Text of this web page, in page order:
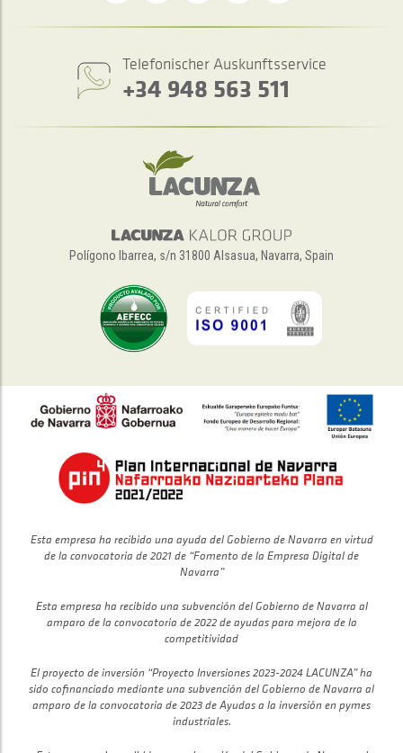
Telefonischer Auskunftsservice
+34 948 563 511
Polígono Ibarrea, s/n 31800 Alsasua, Navarra, Spain
Esta empresa ha recibido una ayuda del Gobierno de Navarra en virtud
de la convocatoria de 2021 de “Fomento de la Empresa Digital de
Navarra”
Esta empresa ha recibido una subvención del Gobierno de Navarra al
amparo de la convocatoria de 2022 de ayudas para mejora de la
competitividad
El proyecto de inversión “Proyecto Inversiones 2023-2024 LACUNZA” ha
sido cofinanciado mediante una subvención del Gobierno de Navarra al
amparo de la convocatoria de 2023 de Ayudas a la inversión en pymes
industriales.